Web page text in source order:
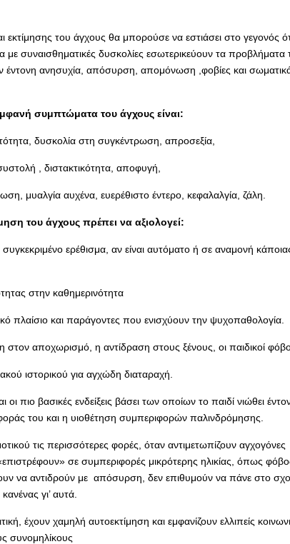
του άγχους θα μπορούσε να εστιάσει στο γεγονός
με συναισθηματικές δυσκολίες εσωτερικεύουν τα προβλήματα
έντονη ανησυχία, απόσυρση, απομόνωση ,φοβίες και
συμπτώματα του άγχους είναι:
δυσκολία στη συγκέντρωση, απροσεξία,
, διστακτικότητα, αποφυγή,
μυαλγία αυχένα, ευερέθιστο έντερο, κεφαλαλγία, ζάλη.
του άγχους πρέπει να αξιολογεί:
ερέθισμα, αν είναι αυτόματο ή σε αναμονή
στην καθημερινότητα
πλαίσιο και παράγοντες που ενισχύουν την ψυχοπαθολογία.
στον αποχωρισμό, η αντίδραση στους ξένους, οι παιδικοί
ιστορικού για αγχώδη διαταραχή.
πιο βασικές ενδείξεις βάσει των οποίων το παιδί νιώθει
του και η υιοθέτηση συμπεριφορών παλινδρόμησης.
τις περισσότερες φορές, όταν αντιμετωπίζουν αγχογόνες
σε συμπεριφορές μικρότερης ηλικίας, όπως
να αντιδρούν με απόσυρση, δεν επιθυμούν να πάνε στο
γι’ αυτά.
έχουν χαμηλή αυτοεκτίμηση και εμφανίζουν ελλιπείς
συνομηλίκους